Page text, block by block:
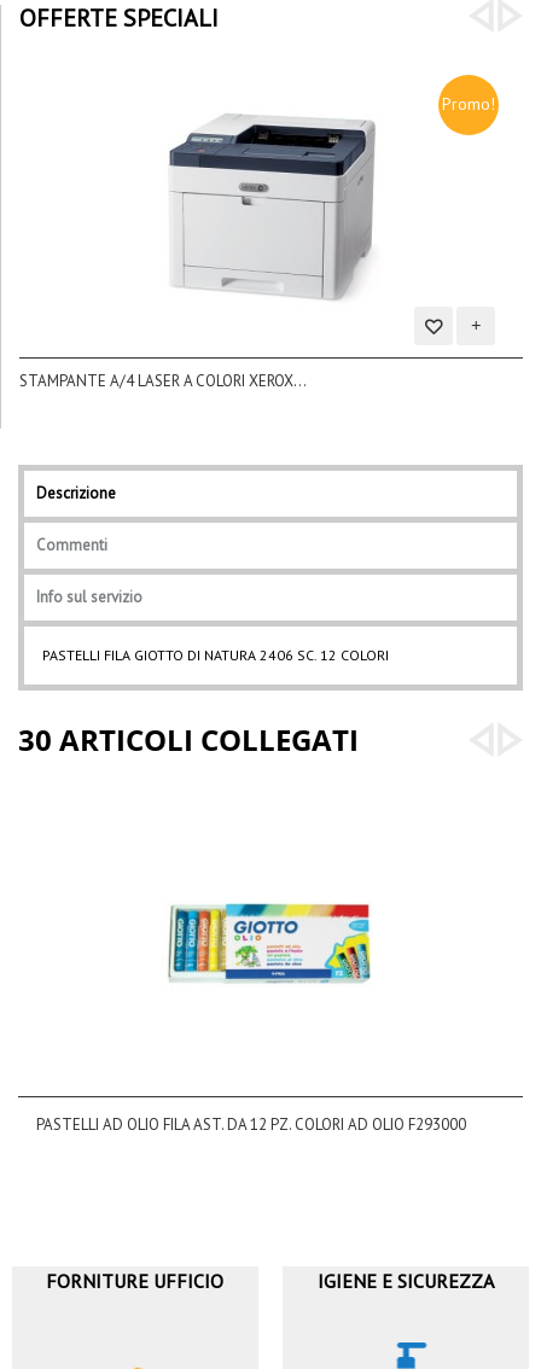
OFFERTE SPECIALI
Promo!
Aggiungi
STAMPANTE A/4 LASER A COLORI XEROX...
Descrizione
Commenti
Info sul servizio
PASTELLI FILA GIOTTO DI NATURA 2406 SC. 12 COLORI
30 ARTICOLI COLLEGATI
PASTELLI AD OLIO FILA AST. DA 12 PZ. COLORI AD OLIO F293000
FORNITURE UFFICIO IGIENE E SICUREZZA